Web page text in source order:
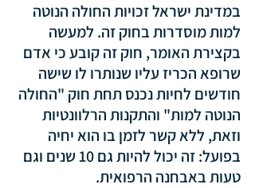
במדינת ישראל זכויות החולה הנוטה
למות מוסדרות בחוק זה. למעשה
בקצירת האומר, חוק זה קובע כי אדם
שרופא הכריז עליו שנותרו לו שישה
חודשים לחיות נכנס תחת חוק "החולה
הנוטה למות" והתקנות הרלוונטיות
וזאת, ללא קשר לזמן בו הוא יחיה
בפועל: זה יכול להיות גם 10 שנים וגם
טעות באבחנה הרפואית.